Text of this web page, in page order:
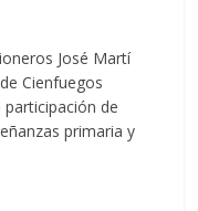
José Martí
Cienfuegos
de
primaria y